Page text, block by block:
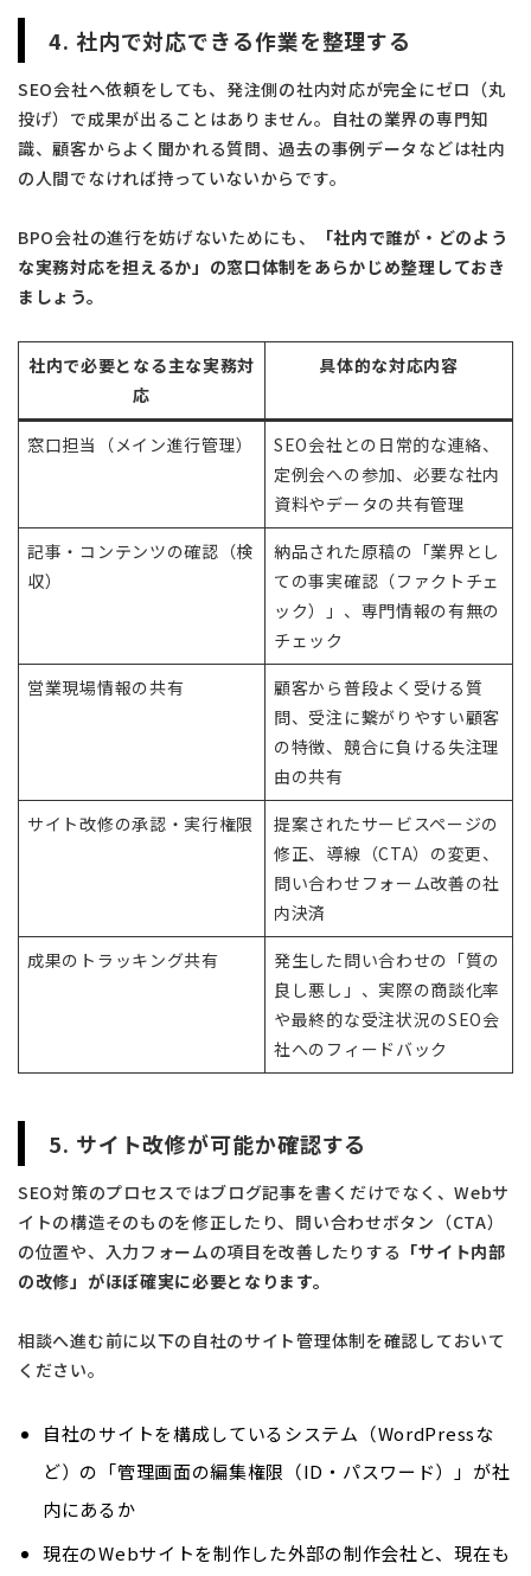
4. 社内で対応できる作業を整理する
SEO会社へ依頼をしても、発注側の社内対応が完全にゼロ（丸
投げ）で成果が出ることはありません。自社の業界の専門知
識、顧客からよく聞かれる質問、過去の事例データなどは社内
の人間でなければ持っていないからです。
BPO会社の進行を妨げないためにも、
「社内で誰が・どのよう
な実務対応を担えるか」の窓口体制をあらかじめ整理しておき
ましょう。
社内で必要となる主な実務対
応
具体的な対応内容
窓口担当（メイン進行管理）
SEO会社との日常的な連絡、
定例会への参加、必要な社内
資料やデータの共有管理
記事・コンテンツの確認（検
収）
納品された原稿の「業界とし
ての事実確認（ファクトチェ
ック）」、専門情報の有無の
チェック
営業現場情報の共有
顧客から普段よく受ける質
問、受注に繋がりやすい顧客
の特徴、競合に負ける失注理
由の共有
サイト改修の承認・実行権限
提案されたサービスページの
修正、導線（CTA）の変更、
問い合わせフォーム改善の社
内決済
成果のトラッキング共有
発生した問い合わせの「質の
良し悪し」、実際の商談化率
や最終的な受注状況のSEO会
社へのフィードバック
5. サイト改修が可能か確認する
SEO対策のプロセスではブログ記事を書くだけでなく、Webサ
イトの構造そのものを修正したり、問い合わせボタン（CTA）
の位置や、入力フォームの項目を改善したりする 「サイト内部
の改修」がほぼ確実に必要となります。
相談へ進む前に以下の自社のサイト管理体制を確認しておいて
ください。
自社のサイトを構成しているシステム（WordPressな
ど）の「管理画面の編集権限（ID・パスワード）」が社
内にあるか
現在のWebサイトを制作した外部の制作会社と、現在も